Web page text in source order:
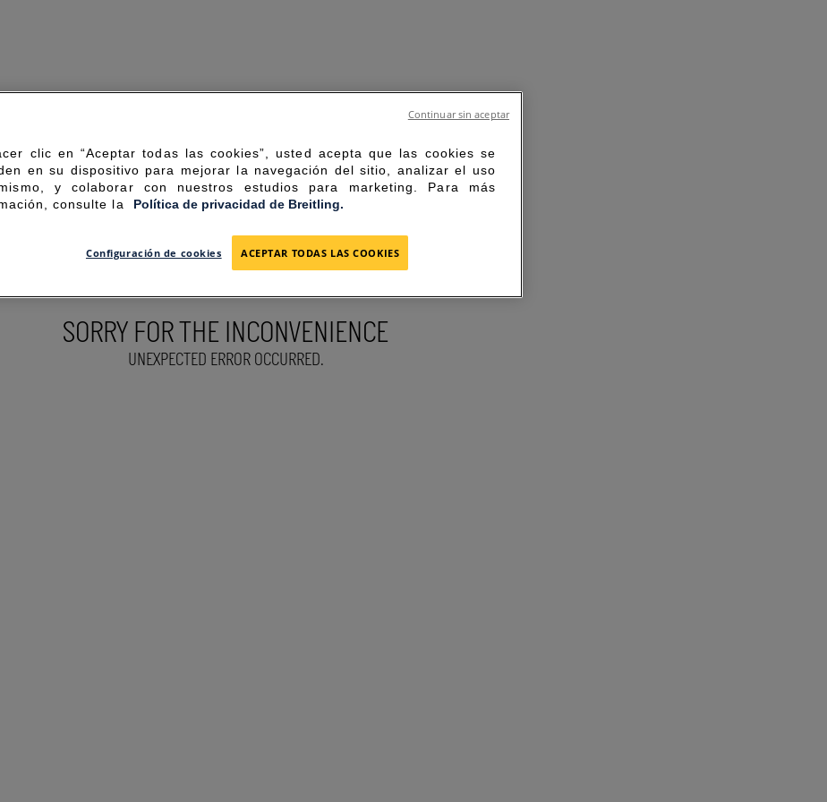
SORRY FOR THE INCONVENIENCE
UNEXPECTED ERROR OCCURRED.
clic en “Aceptar todas las cookies”, usted acepta que las cookies se
en su dispositivo para mejorar la navegación del sitio, analizar el uso
y colaborar con nuestros estudios para marketing. Para más
consulte la
Política de privacidad de Breitling.
Configuración de cookies ACEPTAR TODAS LAS COOKIES
Continuar sin aceptar